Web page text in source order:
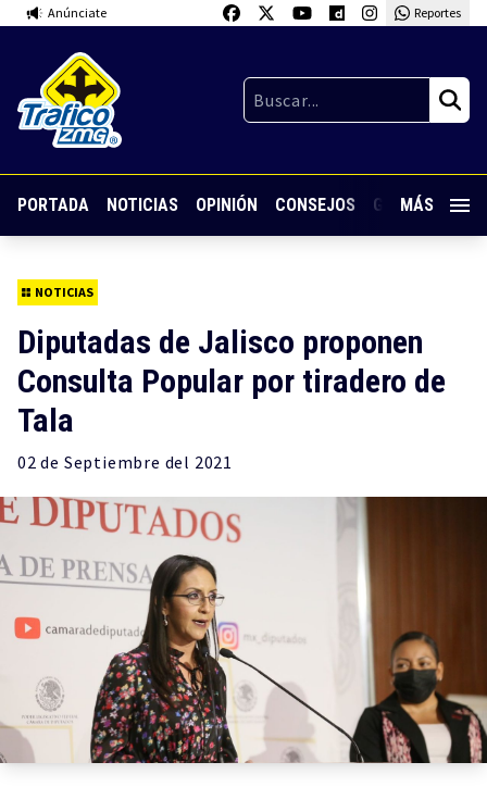
Anúnciate Reportes
PORTADA NOTICIAS OPINIÓN CONSEJOS GUARDIA
MÁS
NOTICIAS
Diputadas de Jalisco proponen
Consulta Popular por tiradero de
Tala
02 de Septiembre del 2021